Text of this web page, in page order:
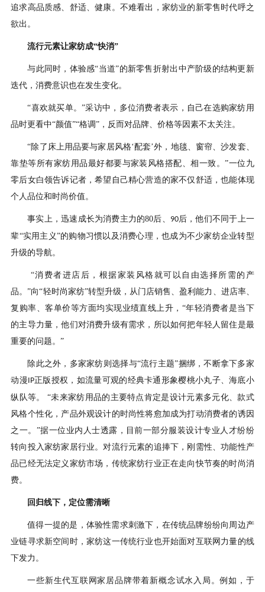
追求高品质感、舒适、健康。不难看出，家纺业的新零售时代呼之
欲出。
流行元素让家纺成“快消”
与此同时，体验感“当道”的新零售折射出中产阶级的结构更新
迭代，消费意识也在发生变化。
“喜欢就买单。”采访中，多位消费者表示，自己在选购家纺用
品时更看中“颜值”“格调”，反而对品牌、价格等因素不太关注。
“除了床上用品要与家居风格‘配套’外，地毯、窗帘、沙发套、
靠垫等所有家纺用品最好都要与家装风格搭配、相一致。”一位九
零后女白领告诉记者，希望自己精心营造的家不仅舒适，也能体现
个人品位和时尚价值。
事实上，迅速成长为消费主力的80后、 90后，他们不同于上一
辈“实用主义”的购物习惯以及消费心理，也成为不少家纺企业转型
升级的导航。
“消费者进店后，根据家装风格就可以自由选择所需的产
品。”向“轻时尚家纺”转型升级，从门店销售、盈利能力、进店率、
复购率、客单价等方面均实现业绩直线上升，“年轻消费者是当下
的主导力量，他们对消费升级有需求，所以如何把年轻人留住是最
重要的问题。”
除此之外，多家家纺则选择与“流行主题”捆绑，不断拿下多家
动漫IP正版授权，如流量可观的经典卡通形象樱桃小丸子、海底小
纵队等。 “未来家纺用品的主要特点肯定是设计元素多元化、款式
风格个性化，产品外观设计的时尚性将愈加成为打动消费者的诱因
之一。”据一位业内人士透露，目前一部分服装设计专业人才纷纷
转向投入家纺家居行业。对流行元素的追捧下，刚需性、功能性产
品已经无法定义家纺市场，传统家纺行业正在走向快节奏的时尚消
费。
回归线下，定位需清晰
值得一提的是，体验性需求刺激下，在传统品牌纷纷向周边产
业链寻求新空间时，家纺这一传统行业也开始面对互联网力量的线
下发力。
一些新生代互联网家居品牌带着新概念试水入局。例如，于